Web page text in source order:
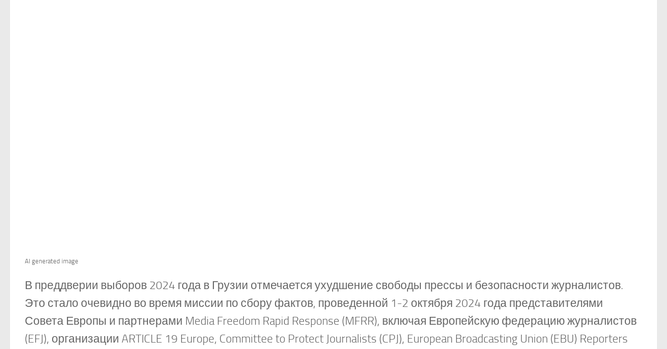
AI generated image
В преддверии выборов 2024 года в Грузии отмечается ухудшение свободы прессы и безопасности журналистов.
Это стало очевидно во время миссии по сбору фактов, проведенной 1-2 октября 2024 года представителями
Совета Европы и партнерами Media Freedom Rapid Response (MFRR), включая Европейскую федерацию журналистов
(EFJ), организации ARTICLE 19 Europe, Committee to Protect Journalists (CPJ), European Broadcasting Union (EBU) Reporters